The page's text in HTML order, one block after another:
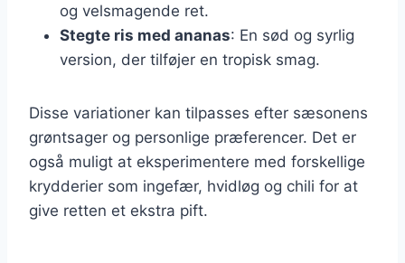
og velsmagende ret.
Stegte ris med ananas: En sød og syrlig
version, der tilføjer en tropisk smag.
Disse variationer kan tilpasses efter sæsonens
grøntsager og personlige præferencer. Det er
også muligt at eksperimentere med forskellige
krydderier som ingefær, hvidløg og chili for at
give retten et ekstra pift.